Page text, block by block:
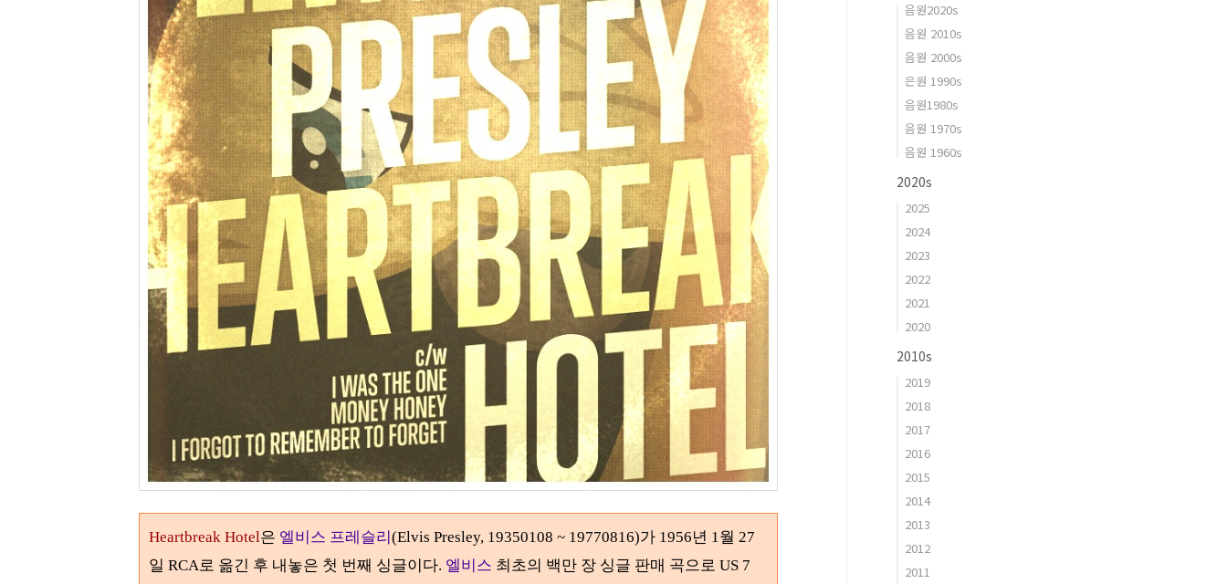
Heartbreak Hotel은 엘비스 프레슬리(Elvis Presley, 19350108 ~ 19770816)가 1956년 1월 27
일 RCA로 옮긴 후 내놓은 첫 번째 싱글이다. 엘비스 최초의 백만 장 싱글 판매 곡으로 US 7
음원2020s
음원 2010s
음원 2000s
은원 1990s
음원1980s
음원 1970s
음원 1960s
2020s
2025
2024
2023
2022
2021
2020
2010s
2019
2018
2017
2016
2015
2014
2013
2012
2011